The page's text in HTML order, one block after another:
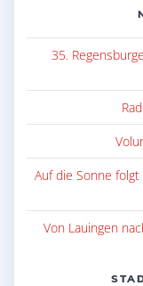
35.
Auf die Sonne
Von Lauingen